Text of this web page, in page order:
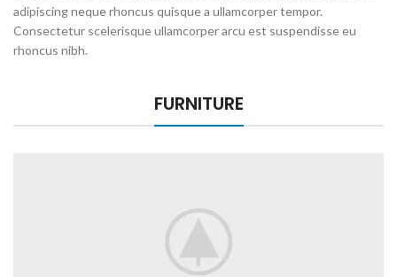
adipiscing neque rhoncus quisque a ullamcorper tempor.
Consectetur scelerisque ullamcorper arcu est suspendisse eu
rhoncus nibh.
FURNITURE